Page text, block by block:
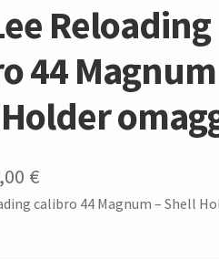
Reloading
44
€Il
prezzo
calibro 44 Magnum – Shell